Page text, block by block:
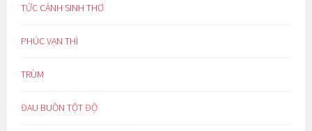
TỨC CẢNH SINH THƠ
PHÚC VẠN THÌ
TRÙM
ĐAU BUỒN TỘT ĐỘ